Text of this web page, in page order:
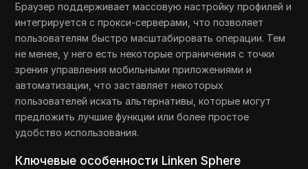
Браузер поддерживает массовую настройку профилей и
интегрируется с прокси-серверами, что позволяет
пользователям быстро масштабировать операции. Тем
не менее, у него есть некоторые ограничения с точки
зрения управления мобильными приложениями и
автоматизации, что заставляет некоторых
пользователей искать альтернативы, которые могут
предложить лучшие функции или более простое
удобство использования.
Ключевые особенности Linken Sphere